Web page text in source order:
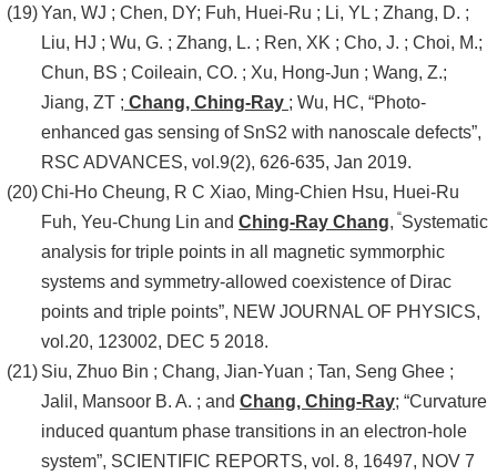
Yan, WJ ; Chen, DY; Fuh, Huei-Ru ; Li, YL ; Zhang, D. ;
Liu, HJ ; Wu, G. ; Zhang, L. ; Ren, XK ; Cho, J. ; Choi, M.;
Chun, BS ; Coileain, CO. ; Xu, Hong-Jun ; Wang, Z.;
Jiang, ZT ; Chang, Ching-Ray ; Wu, HC, “Photo-
enhanced gas sensing of SnS2 with nanoscale defects”,
RSC ADVANCES, vol.9(2), 626-635, Jan 2019.
Chi-Ho Cheung, R C Xiao, Ming-Chien Hsu, Huei-Ru
Fuh, Yeu-Chung Lin and Ching-Ray Chang, “Systematic
analysis for triple points in all magnetic symmorphic
systems and symmetry-allowed coexistence of Dirac
points and triple points”, NEW JOURNAL OF PHYSICS,
vol.20, 123002, DEC 5 2018.
Siu, Zhuo Bin ; Chang, Jian-Yuan ; Tan, Seng Ghee ;
Jalil, Mansoor B. A. ; and Chang, Ching-Ray; “Curvature
induced quantum phase transitions in an electron-hole
system”, SCIENTIFIC REPORTS, vol. 8, 16497, NOV 7